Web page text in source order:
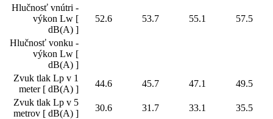
Hlučnosť vnútri -
výkon Lw [
dB(A) ]
52.6 53.7 55.1 57.5
Hlučnosť vonku -
výkon Lw [
dB(A) ]
Zvuk tlak Lp v 1
meter [ dB(A) ]
44.6 45.7 47.1
49.5
Zvuk tlak Lp v 5
metrov [ dB(A) ]
30.6 31.7 33.1
35.5